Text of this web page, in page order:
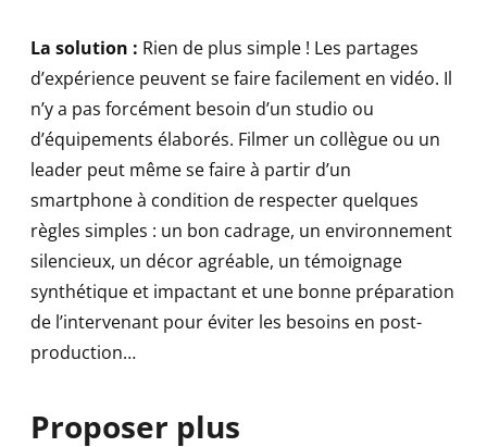
La solution : Rien de plus simple ! Les partages
d’expérience peuvent se faire facilement en vidéo. Il
n’y a pas forcément besoin d’un studio ou
d’équipements élaborés. Filmer un collègue ou un
leader peut même se faire à partir d’un
smartphone à condition de respecter quelques
règles simples : un bon cadrage, un environnement
silencieux, un décor agréable, un témoignage
synthétique et impactant et une bonne préparation
de l’intervenant pour éviter les besoins en post-
production…
Proposer plus